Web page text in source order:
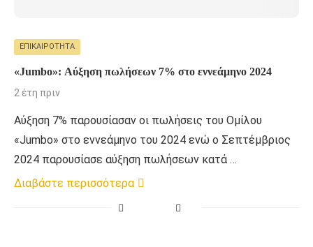
ΕΠΙΚΑΙΡΌΤΗΤΑ
«Jumbo»: Αύξηση πωλήσεων 7% στο εννεάμηνο 2024
2 έτη πριν
Αύξηση 7% παρουσίασαν οι πωλήσεις του Ομίλου
«Jumbo» στο εννεάμηνο του 2024 ενώ ο Σεπτέμβριος
2024 παρουσίασε αύξηση πωλήσεων κατά …
Διαβάστε περισσότερα